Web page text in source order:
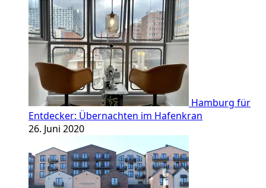
Hamburg für
Entdecker: Übernachten im Hafenkran
26. Juni 2020